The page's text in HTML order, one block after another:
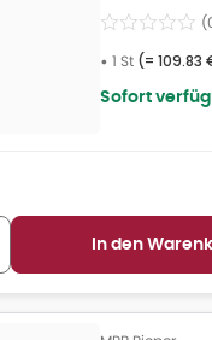
(
• 1 St (= 109.83
Sofort
In den